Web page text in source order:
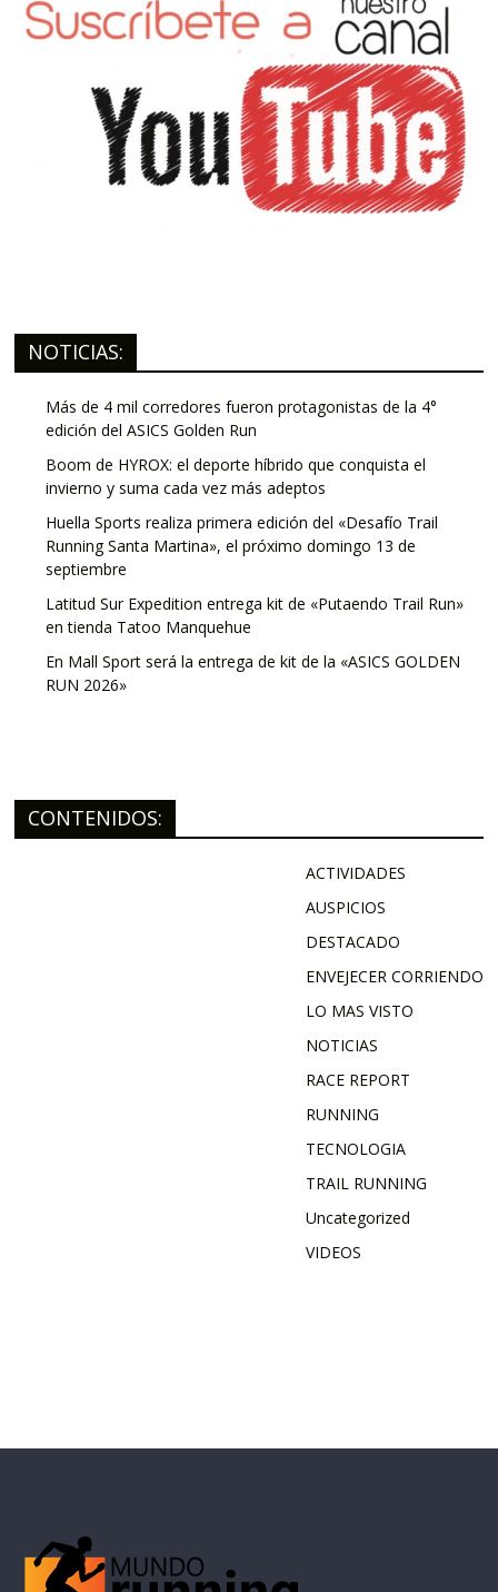
NOTICIAS:
Más de 4 mil corredores fueron protagonistas de la 4°
edición del ASICS Golden Run
Boom de HYROX: el deporte híbrido que conquista el
invierno y suma cada vez más adeptos
Huella Sports realiza primera edición del «Desafío Trail
Running Santa Martina», el próximo domingo 13 de
septiembre
Latitud Sur Expedition entrega kit de «Putaendo Trail Run»
en tienda Tatoo Manquehue
En Mall Sport será la entrega de kit de la «ASICS GOLDEN
RUN 2026»
CONTENIDOS:
ACTIVIDADES
AUSPICIOS
DESTACADO
ENVEJECER CORRIENDO
LO MAS VISTO
NOTICIAS
RACE REPORT
RUNNING
TECNOLOGIA
TRAIL RUNNING
Uncategorized
VIDEOS